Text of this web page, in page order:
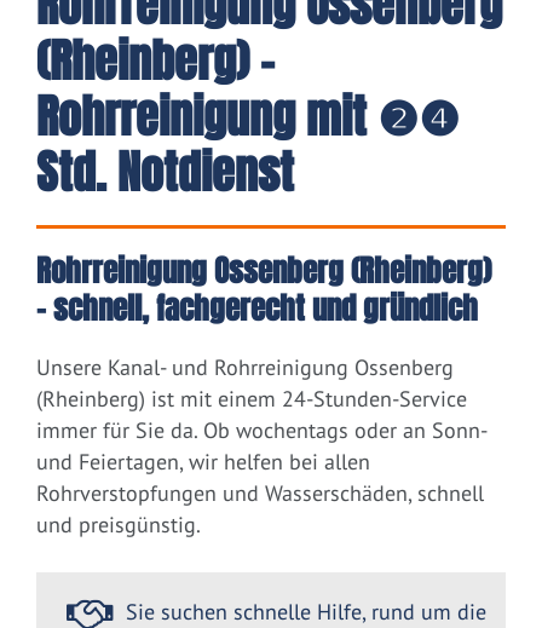
(Rheinberg) -
Rohrreinigung mit ❷❹
Std. Notdienst
Rohrreinigung Ossenberg (Rheinberg)
– schnell, fachgerecht und gründlich
Unsere Kanal- und Rohrreinigung Ossenberg
(Rheinberg) ist mit einem 24-Stunden-Service
immer für Sie da. Ob wochentags oder an Sonn-
und Feiertagen, wir helfen bei allen
Rohrverstopfungen und Wasserschäden, schnell
und preisgünstig.
Sie suchen schnelle Hilfe, rund um die